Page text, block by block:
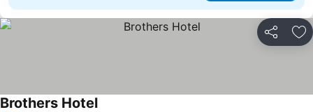
Jaa
Brothers Hotel